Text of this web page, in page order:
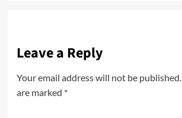
Leave a Reply
Your email address will not be published.
are marked *